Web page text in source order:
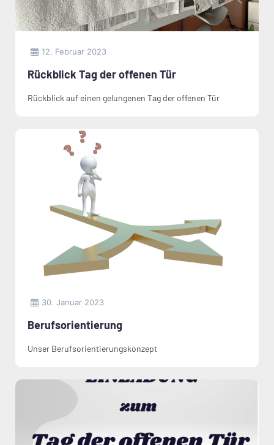
12. Februar 2023
Rückblick Tag der offenen Tür
Rückblick auf einen gelungenen Tag der offenen Tür
30. Januar 2023
Berufsorientierung
Unser Berufsorientierungskonzept